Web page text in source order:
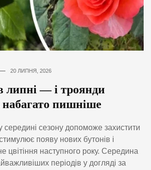
20 ЛИПНЯ, 2026
липні — і троянди
набагато пишніше
середині сезону допоможе захистити
появу нових бутонів і
цвітіння наступного року. Середина
періодів у догляді за